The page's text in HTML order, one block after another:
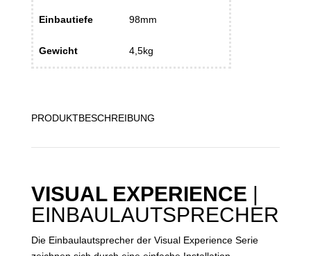
Einbautiefe 98mm
Gewicht 4,5kg
PRODUKTBESCHREIBUNG
VISUAL EXPERIENCE |
EINBAULAUTSPRECHER
Die Einbaulautsprecher der Visual Experience Serie